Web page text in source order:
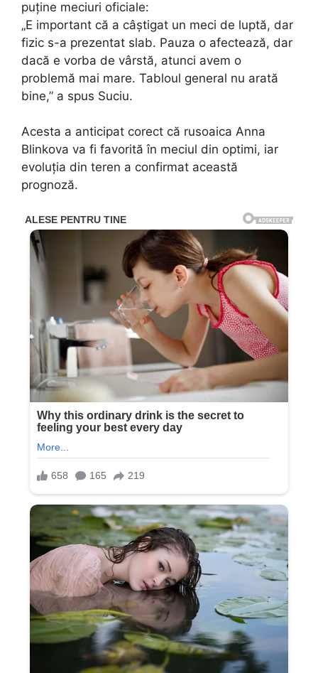
puține meciuri oficiale:
„E important că a câștigat un meci de luptă, dar
fizic s-a prezentat slab. Pauza o afectează, dar
dacă e vorba de vârstă, atunci avem o
problemă mai mare. Tabloul general nu arată
bine,” a spus Suciu.
Acesta a anticipat corect că rusoaica Anna
Blinkova va fi favorită în meciul din optimi, iar
evoluția din teren a confirmat această
prognoză.